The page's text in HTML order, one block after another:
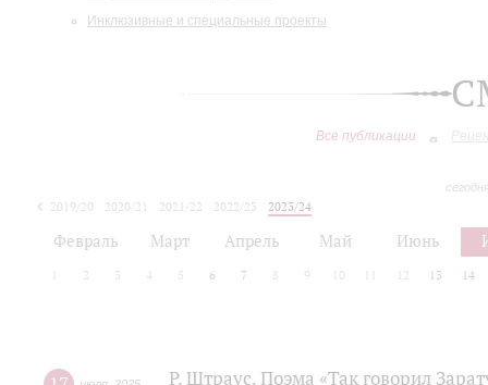
Инклюзивные и специальные проекты
Все публикации
2019/20 2020/21 2021/22 2022/23
2023/24
Февраль Март Апрель Май Июнь
2 3 4 5 6 7 8 9 10 12 13 14
Р. Штраус. Поэма «Так говорил